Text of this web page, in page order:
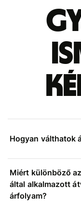
Hogyan válthatok
Miért különböző
által alkalmazott
árfolyam?